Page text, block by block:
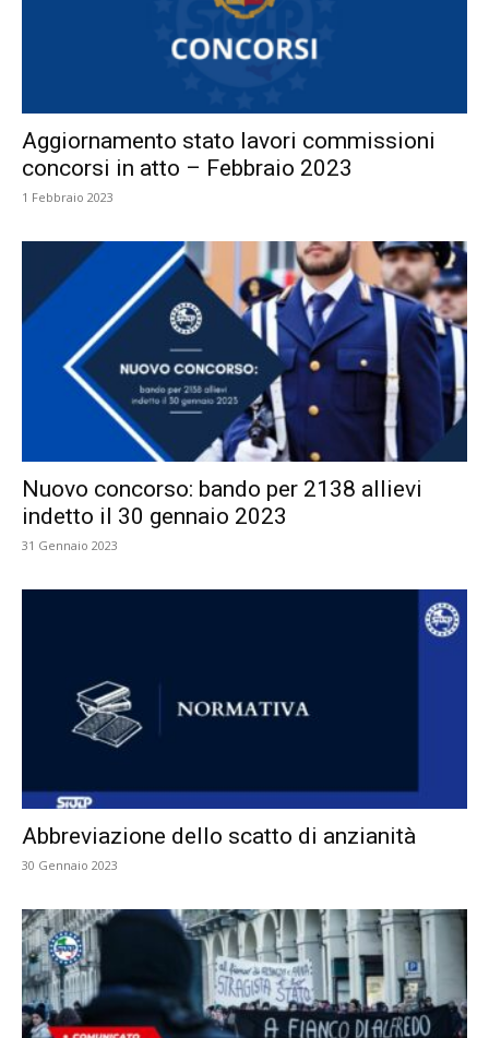
Aggiornamento stato lavori commissioni
concorsi in atto – Febbraio 2023
1 Febbraio 2023
Nuovo concorso: bando per 2138 allievi
indetto il 30 gennaio 2023
31 Gennaio 2023
Abbreviazione dello scatto di anzianità
30 Gennaio 2023